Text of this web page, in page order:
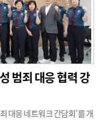
범죄 대응 협력 강
대응 네트워크 간담회’를 개